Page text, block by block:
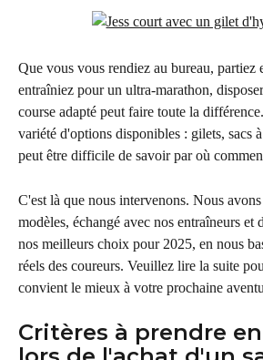
Que vous vous rendiez au bureau, partiez
entraîniez pour un ultra-marathon,
course adapté peut faire toute la
variété d'options disponibles : gilets, sacs
peut être difficile de savoir par où
C'est là que nous intervenons. Nous
modèles, échangé avec nos entraîneurs et
nos meilleurs choix pour 2025, en nous
réels des coureurs. Veuillez lire la suite
convient le mieux à votre prochaine
Critères à prendre